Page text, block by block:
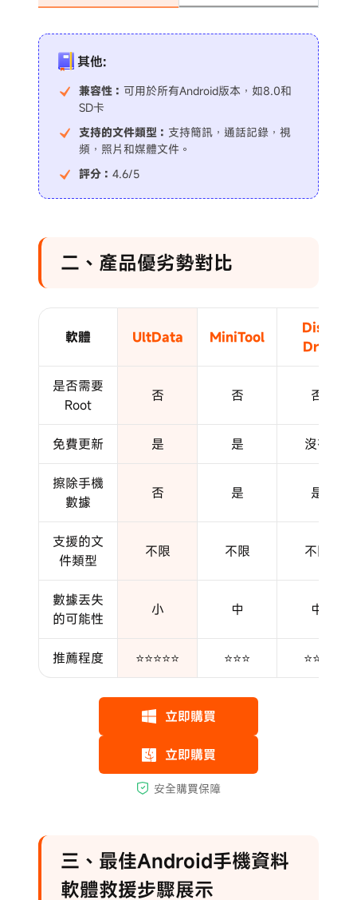
其他:
兼容性： 可用於所有Android版本，如8.0和
SD卡
支持的文件類型： 支持簡訊，通話記錄，視
頻，照片和媒體文件。
評分： 4.6/5
二、產品優劣勢對比
軟體 UltData MiniTool
Disk
Drill
是否需要
Root
否 否 否
免費更新 是 是 沒有
擦除手機
數據
否 是 是
支援的文
件類型
不限 不限 不限
數據丟失
的可能性
小 中 中
推薦程度 ⭐⭐⭐⭐⭐ ⭐⭐⭐ ⭐⭐⭐
三、最佳Android手機資料
軟體救援步驟展示